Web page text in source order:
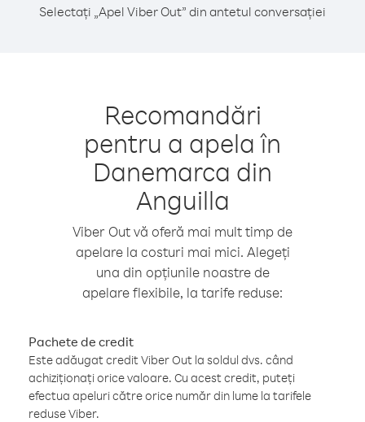
Selectați „Apel Viber Out” din antetul conversației
Recomandări
pentru a apela în
Danemarca din
Anguilla
Viber Out vă oferă mai mult timp de
apelare la costuri mai mici. Alegeți
una din opțiunile noastre de
apelare flexibile, la tarife reduse:
Pachete de credit
Este adăugat credit Viber Out la soldul dvs. când
achiziționați orice valoare. Cu acest credit, puteți
efectua apeluri către orice număr din lume la tarifele
reduse Viber.